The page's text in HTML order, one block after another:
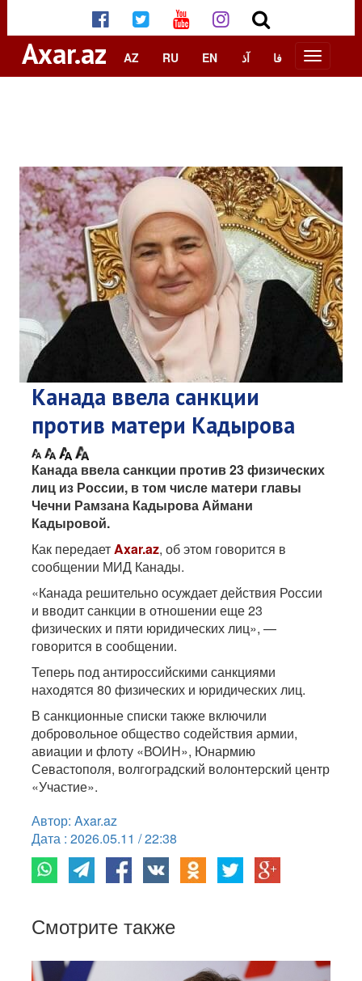
Axar.az AZ RU EN آذ فا
Канада ввела санкции
против матери Кадырова
Канада ввела санкции против 23 физических
лиц из России, в том числе матери главы
Чечни Рамзана Кадырова Аймани
Кадыровой.
Как передаетAxar.az, об этом говорится в
сообщении МИД Канады.
«Канада решительно осуждает действия России
и вводит санкции в отношении еще 23
физических и пяти юридических лиц», —
говорится в сообщении.
Теперь под антироссийскими санкциями
находятся 80 физических и юридических лиц.
В санкционные списки также включили
добровольное общество содействия армии,
авиации и флоту «ВОИН», Юнармию
Севастополя, волгоградский волонтерский центр
«Участие».
Автор: Axar.az
Дата : 2026.05.11 / 22:38
Смотрите также